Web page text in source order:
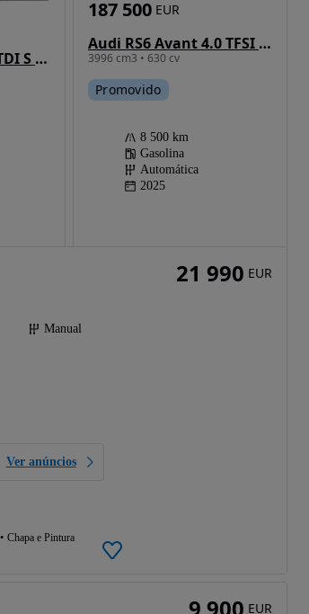
Audi A4 Avant 2.0 TDI S tronic sport
Audi RS6 Avant 4.0 TFSI quattro Tiptronic performance
3996 cm3 • 630 cv
187 500 EUR
Promovido
8 500 km
Gasolina
Automática
2025
Manual
Ver anúncios
Chapa e Pintura
21 990 EUR
9 900 EUR